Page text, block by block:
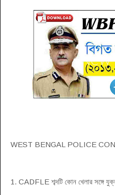
WEST BENGAL POLICE
1. CADFLE শব্দটি কোন খেলার সঙ্গে